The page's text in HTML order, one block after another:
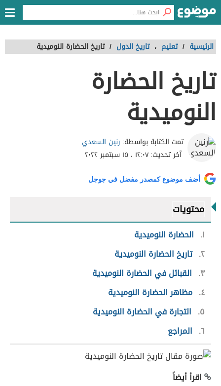
الرئيسية / تعليم ، تاريخ الدول / تاريخ الحضارة النوميدية
تاريخ الحضارة
النوميدية
تمت الكتابة بواسطة: رنين السعدي
آخر تحديث:١٢:٠٧ ، ١٥ سبتمبر ٢٠٢٢
أضف موضوع كمصدر مفضل في جوجل
محتويات
١
الحضارة النوميدية
٢ تاريخ الحضارة النوميدية
٣
القبائل في الحضارة النوميدية
٤ مظاهر الحضارة النوميدية
٥
التجارة في الحضارة النوميدية
٦ المراجع
اقرأ أيضاً